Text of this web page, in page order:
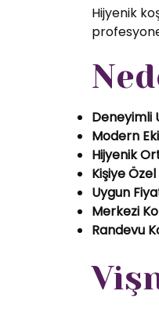
Hijyenik
Deneyimli
Modern
Hijyenik
Kişiye
Uygun
Merkezi
Randevu